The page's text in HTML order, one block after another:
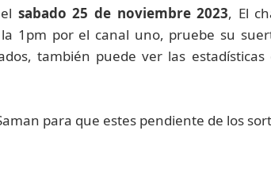
sabado 25 de noviembre 2023, El
1pm por el canal uno, pruebe su
también puede ver las estadísticas
para que estes pendiente de los